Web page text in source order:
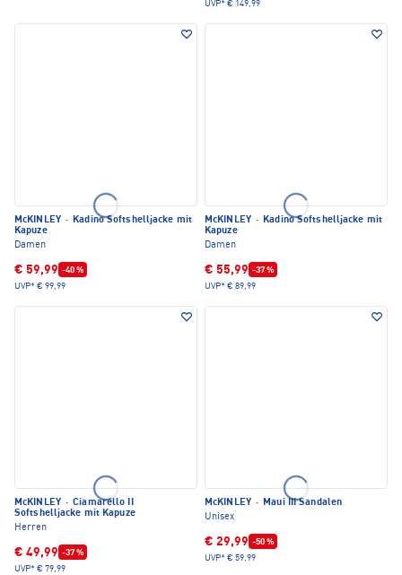
UVP* € 149,99
McKINLEY · Kadino Softshelljacke mit
Kapuze
Damen
€ 59,99 -40 %
UVP* € 99,99
McKINLEY · Kadino Softshelljacke mit
Kapuze
Damen
€ 55,99 -37 %
UVP* € 89,99
McKINLEY · Ciamarello II
Softshelljacke mit Kapuze
Herren
€ 49,99 -37 %
UVP* € 79,99
McKINLEY · Maui III Sandalen
Unisex
€ 29,99 -50 %
UVP* € 59,99